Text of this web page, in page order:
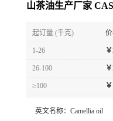
山茶油生产厂家
起订量 (千克)
1-26 ￥
26-100 ￥
≥100 ￥
英文名称： Camellia oil